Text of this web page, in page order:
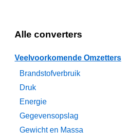
Alle converters
Veelvoorkomende Omzetters
Brandstofverbruik
Druk
Energie
Gegevensopslag
Gewicht en Massa